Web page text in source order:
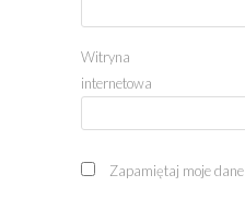
Witryna
internetowa
Zapamiętaj moje